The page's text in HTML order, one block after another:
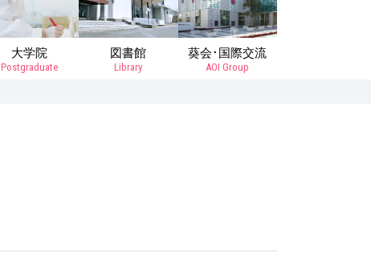
大学院
Postgraduate
図書館
Library
葵会･国際交流
AOI Group